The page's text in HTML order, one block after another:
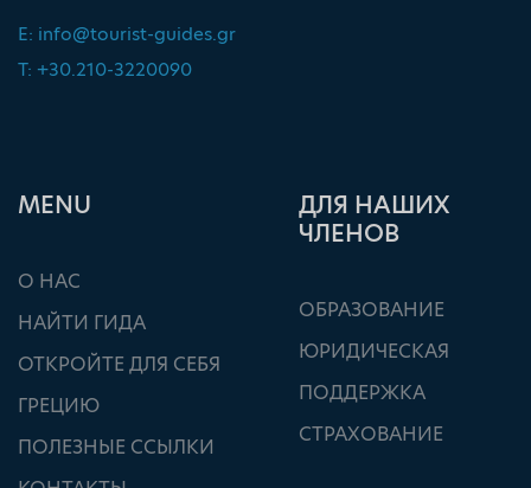
E: info@tourist-guides.gr
T: +30.210-3220090
ΜΕΝU
О НАС
НАЙТИ ГИДА
ОТКРОЙТЕ ДЛЯ СЕБЯ
ГРЕЦИЮ
ПОЛЕЗНЫЕ ССЫЛКИ
ДЛЯ НАШИХ
ЧЛЕНОВ
ОБРАЗОВАНИЕ
ЮРИДИЧЕСКАЯ
ПОДДЕРЖКА
СТРАХОВАНИЕ